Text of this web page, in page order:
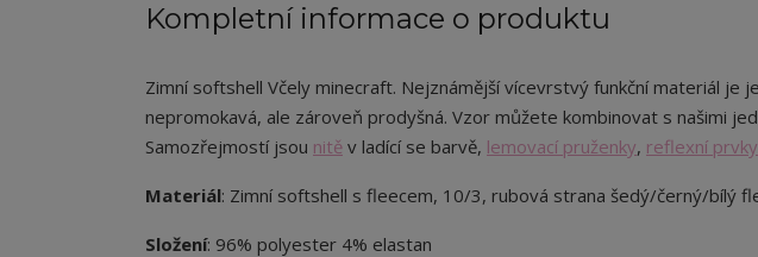
Kompletní informace o produktu
Zimní softshell Včely minecraft. Nejznámější vícevrstvý funkční materiál je
nepromokavá, ale zároveň prodyšná. Vzor můžete kombinovat s našimi
Samozřejmostí jsou nitě v ladící se barvě, lemovací pruženky, reflexní prvky
Materiál: Zimní softshell s fleecem, 10/3, rubová strana šedý/černý/bílý
Složení: 96% polyester 4% elastan